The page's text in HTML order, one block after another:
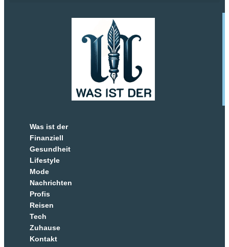
Was ist der
Finanziell
Gesundheit
Lifestyle
Mode
Nachrichten
Profis
Reisen
Tech
Zuhause
Kontakt